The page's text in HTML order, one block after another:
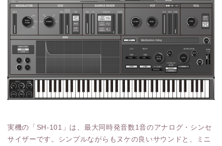
実機の「SH-101」は、最大同時発音数1音のアナログ・シンセ
サイザーです。シンプルながらもヌケの良いサウンドと、ミニ